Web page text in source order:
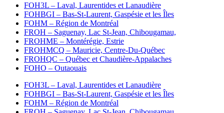
FOH3L – Laval, Laurentides et Lanaudière
FOHBGI – Bas-St-Laurent, Gaspésie et les Îles
FOHM – Région de Montréal
FROH – Saguenay, Lac St-Jean, Chibougamau,
FROHME – Montérégie, Estrie
FROHMCQ – Mauricie, Centre-Du-Québec
FROHQC – Québec et Chaudière-Appalaches
FOHO – Outaouais
FOH3L – Laval, Laurentides et Lanaudière
FOHBGI – Bas-St-Laurent, Gaspésie et les Îles
FOHM – Région de Montréal